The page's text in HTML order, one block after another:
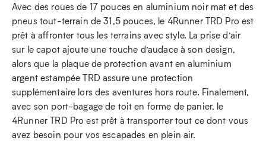
Avec des roues de 17 pouces en aluminium noir mat et des
pneus tout-terrain de 31,5 pouces, le 4Runner TRD Pro est
prêt à affronter tous les terrains avec style. La prise d’air
sur le capot ajoute une touche d’audace à son design,
alors que la plaque de protection avant en aluminium
argent estampée TRD assure une protection
supplémentaire lors des aventures hors route. Finalement,
avec son port-bagage de toit en forme de panier, le
4Runner TRD Pro est prêt à transporter tout ce dont vous
avez besoin pour vos escapades en plein air.